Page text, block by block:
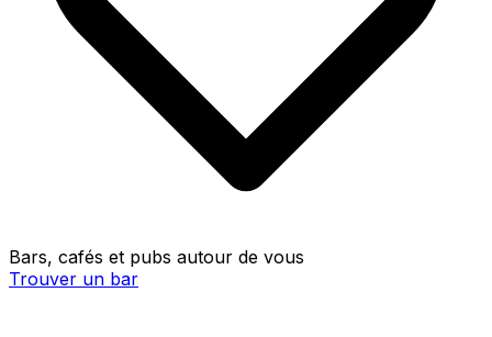
Bars, cafés et pubs autour de vous
Trouver un bar